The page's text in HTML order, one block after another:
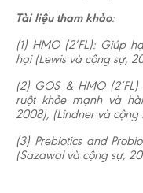
Tài liệu tham khảo:
(1) HMO (2’FL): Giúp
hại (Lewis và cộng sự,
(2) GOS & HMO
ruột khỏe mạnh và
2008), (Lindner và cộng
(3) Prebiotics and
(Sazawal và cộng sự,